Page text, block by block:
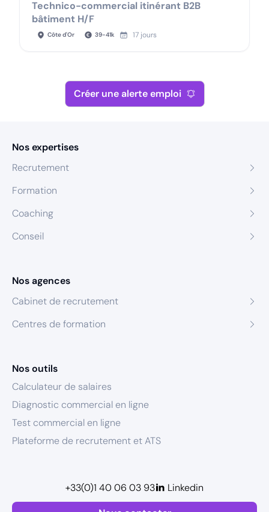
Technico-commercial itinérant B2B
bâtiment H/F
Côte d'Or 39-41k 17 jours
Créer une alerte emploi
Nos expertises
Recrutement
Formation
Coaching
Conseil
Nos agences
Cabinet de recrutement
Centres de formation
Nos outils
Calculateur de salaires
Diagnostic commercial en ligne
Test commercial en ligne
Plateforme de recrutement et ATS
+33(0)1 40 06 03 93 Linkedin